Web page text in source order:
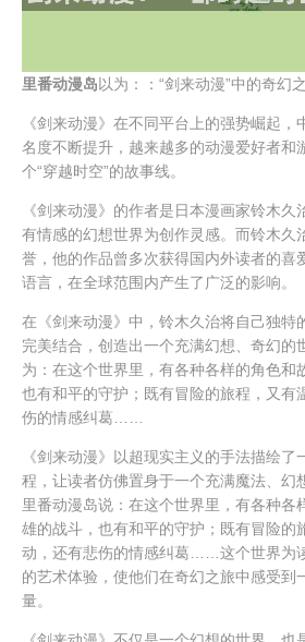
里番动漫岛 以为：：“剑来动漫”中的奇幻
《剑来动漫》在不同平台上的强势崛起
名度不断提升，越来越多的动漫爱好者和
个“穿越时空”的故事线。
《剑来动漫》的作者是日本漫画家铃木
有情感的幻想世界为创作灵感。而铃木久
誉，他的作品曾多次获得国内外读者的喜
语言，在全球范围内产生了广泛的影响。
在《剑来动漫》中，铃木久治将自己独特
完美结合，创造出一个充满幻想、奇幻的
为：在这个世界里，有各种各样的角色和
也有和平的守护；既有冒险的旅程，又有
伤的情感纠葛……
《剑来动漫》以超现实主义的手法描绘了
程，让读者仿佛置身于一个充满魔法、幻
里番动漫岛说：在这个世界里，有各种各
雄的战斗，也有和平的守护；既有冒险的
动，还有悲伤的情感纠葛……这个世界为
的艺术体验，使他们在奇幻之旅中感受到
量。